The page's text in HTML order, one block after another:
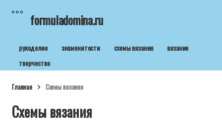
formuladomina.ru
рукоделие знаменитости схемы вязания
вязание
творчество
Главная Схемы вязания
Схемы вязания